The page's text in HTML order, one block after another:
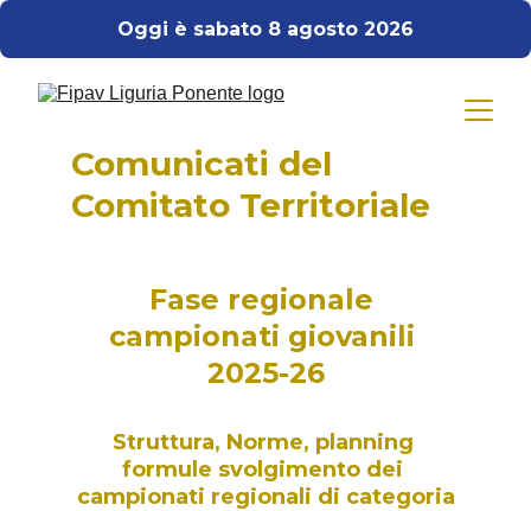
Oggi è sabato 8 agosto 2026
Comunicati del
Comitato Territoriale
Fase regionale
campionati giovanili
2025-26
Struttura, Norme, planning
formule svolgimento dei
campionati regionali di categoria